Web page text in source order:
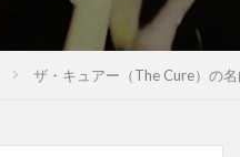
ザ・キュアー（The Cure）の